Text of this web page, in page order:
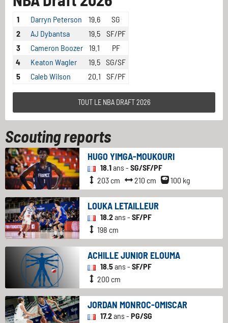
1 Darryn Peterson 19.6
SG
2
AJ Dybantsa 19.5
SF/PF
3
Cameron Boozer 19.1
PF
4
Keaton Wagler 19.5 SG/SF
5
Caleb Wilson 20.1 SF/PF
TOUT LE NBA DRAFT 2026
Scouting reports
HUGO YIMGA-MOUKOURI
18.1ans - SG/SF/PF
203 cm
210 cm 100 kg
LOUKA LETAILLEUR
18.2ans - SF/PF
198 cm
ACHILLE JUNIOR ELOUMA
18.5ans - SF/PF
200 cm
JORDAN MONROC-OMISCAR
17.2ans - PG/SG